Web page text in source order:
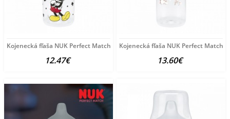
Kojenecká fľaša NUK Perfect Match s kontrolou teploty
12.47€
Kojenecká fľaša NUK Perfect Match
13.60€